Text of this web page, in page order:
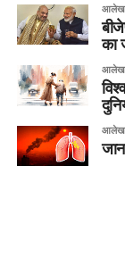
आलेख
का
आलेख
आलेख